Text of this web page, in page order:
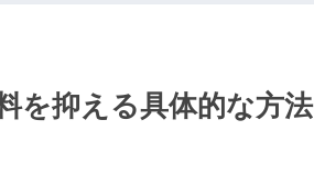
を抑える具体的な方法